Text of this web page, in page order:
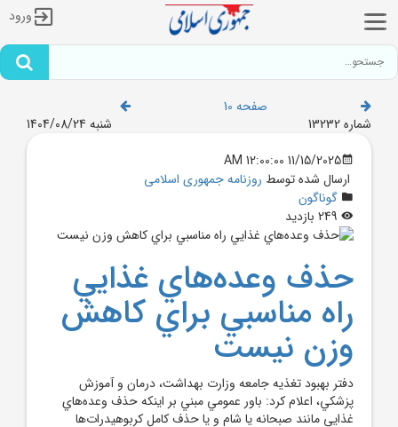
ورود
صفحه 10
شماره 13232
شنبه 1404/08/24
11/15/2025 12:00:00 AM
ارسال شده توسط روزنامه جمهوری اسلامی
گوناگون
حذف وعده‌هاي غذايي
راه مناسبي براي کاهش
وزن نيست
دفتر بهبود تغذيه جامعه وزارت بهداشت، درمان و آموزش
پزشکي، اعلام کرد: باور عمومي مبني بر اينکه حذف وعده‌هاي
غذايي مانند صبحانه يا شام و يا حذف کامل کربوهيدرات‌ها